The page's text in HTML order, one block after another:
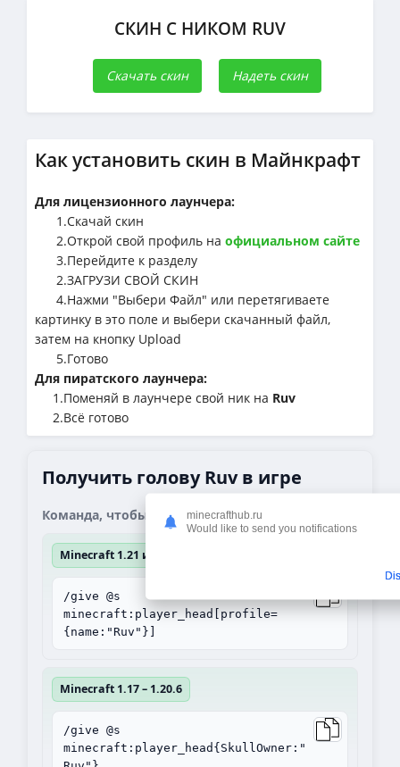
СКИН С НИКОМ RUV
Скачать скин Надеть скин
Как установить скин в Майнкрафт
Для лицензионного лаунчера:
1.Cкачай скин
2.Открой свой профиль на официальном сайте
3.Перейдите к разделу
2.ЗАГРУЗИ СВОЙ СКИН
4.Нажми "Выбери Файл" или перетягиваете
картинку в это поле и выбери скачанный файл,
затем на кнопку Upload
5.Готово
Для пиратского лаунчера:
1.Поменяй в лаунчере свой ник на Ruv
2.Всё готово
Получить голову Ruv в игре
Команда, чтобы получить блок:
Minecraft 1.21 и выше
/give @s
minecraft:player_head[profile=
{name:"Ruv"}]
Minecraft 1.17 – 1.20.6
/give @s
minecraft:player_head{SkullOwner:"
minecrafthub.ru
Would like to send you notifications